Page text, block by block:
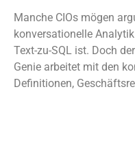
Manche CIOs mögen
konversationelle
Text-zu-SQL ist. Doch
Genie arbeitet mit den
Definitionen,